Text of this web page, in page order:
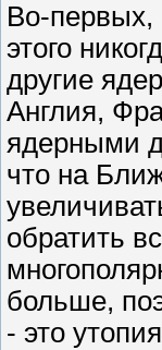
Во-первых,
этого
другие
Англия,
ядерными
что на
обратить
больше,
- это